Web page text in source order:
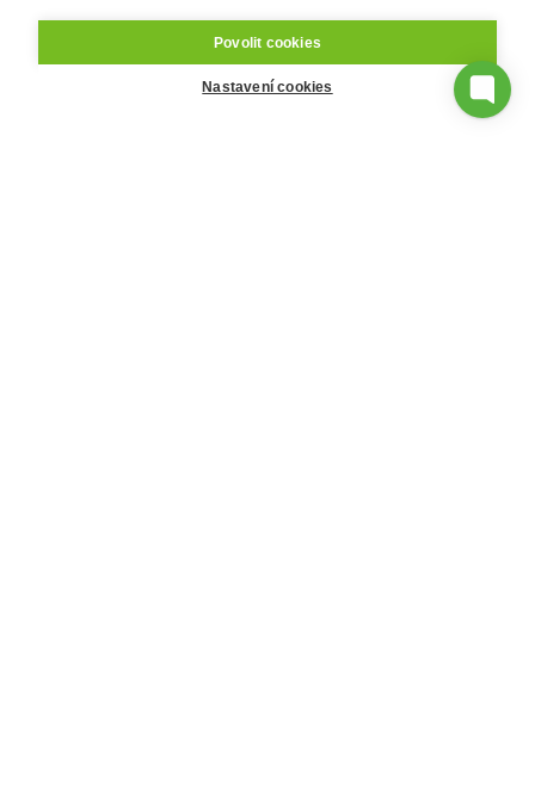
Evidence času pracovníků a dodavatelů
Povolit cookies
Nastavení cookies